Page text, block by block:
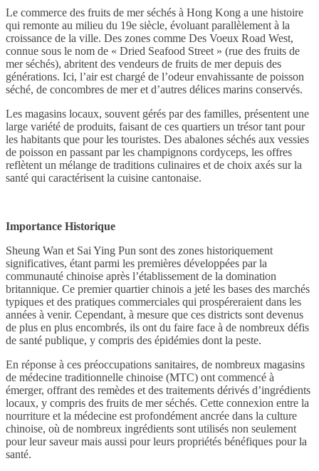
Le commerce des fruits de mer séchés à Hong Kong a une histoire
qui remonte au milieu du 19e siècle, évoluant parallèlement à la
croissance de la ville. Des zones comme Des Voeux Road West,
connue sous le nom de « Dried Seafood Street » (rue des fruits de
mer séchés), abritent des vendeurs de fruits de mer depuis des
générations. Ici, l’air est chargé de l’odeur envahissante de poisson
séché, de concombres de mer et d’autres délices marins conservés.
Les magasins locaux, souvent gérés par des familles, présentent une
large variété de produits, faisant de ces quartiers un trésor tant pour
les habitants que pour les touristes. Des abalones séchés aux vessies
de poisson en passant par les champignons cordyceps, les offres
reflètent un mélange de traditions culinaires et de choix axés sur la
santé qui caractérisent la cuisine cantonaise.
Importance Historique
Sheung Wan et Sai Ying Pun sont des zones historiquement
significatives, étant parmi les premières développées par la
communauté chinoise après l’établissement de la domination
britannique. Ce premier quartier chinois a jeté les bases des marchés
typiques et des pratiques commerciales qui prospéreraient dans les
années à venir. Cependant, à mesure que ces districts sont devenus
de plus en plus encombrés, ils ont du faire face à de nombreux défis
de santé publique, y compris des épidémies dont la peste.
En réponse à ces préoccupations sanitaires, de nombreux magasins
de médecine traditionnelle chinoise (MTC) ont commencé à
émerger, offrant des remèdes et des traitements dérivés d’ingrédients
locaux, y compris des fruits de mer séchés. Cette connexion entre la
nourriture et la médecine est profondément ancrée dans la culture
chinoise, où de nombreux ingrédients sont utilisés non seulement
pour leur saveur mais aussi pour leurs propriétés bénéfiques pour la
santé.